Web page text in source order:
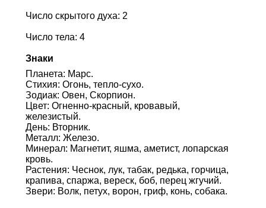
Число скрытого духа: 2
Число тела: 4
Знаки
Планета: Марс.
Стихия: Огонь, тепло-сухо.
Зодиак: Овен, Скорпион.
Цвет: Огненно-красный, кровавый,
железистый.
День: Вторник.
Металл: Железо.
Минерал: Магнетит, яшма, аметист, лопарская
кровь.
Растения: Чеснок, лук, табак, редька, горчица,
крапива, спаржа, вереск, боб, перец жгучий.
Звери: Волк, петух, ворон, гриф, конь, собака.